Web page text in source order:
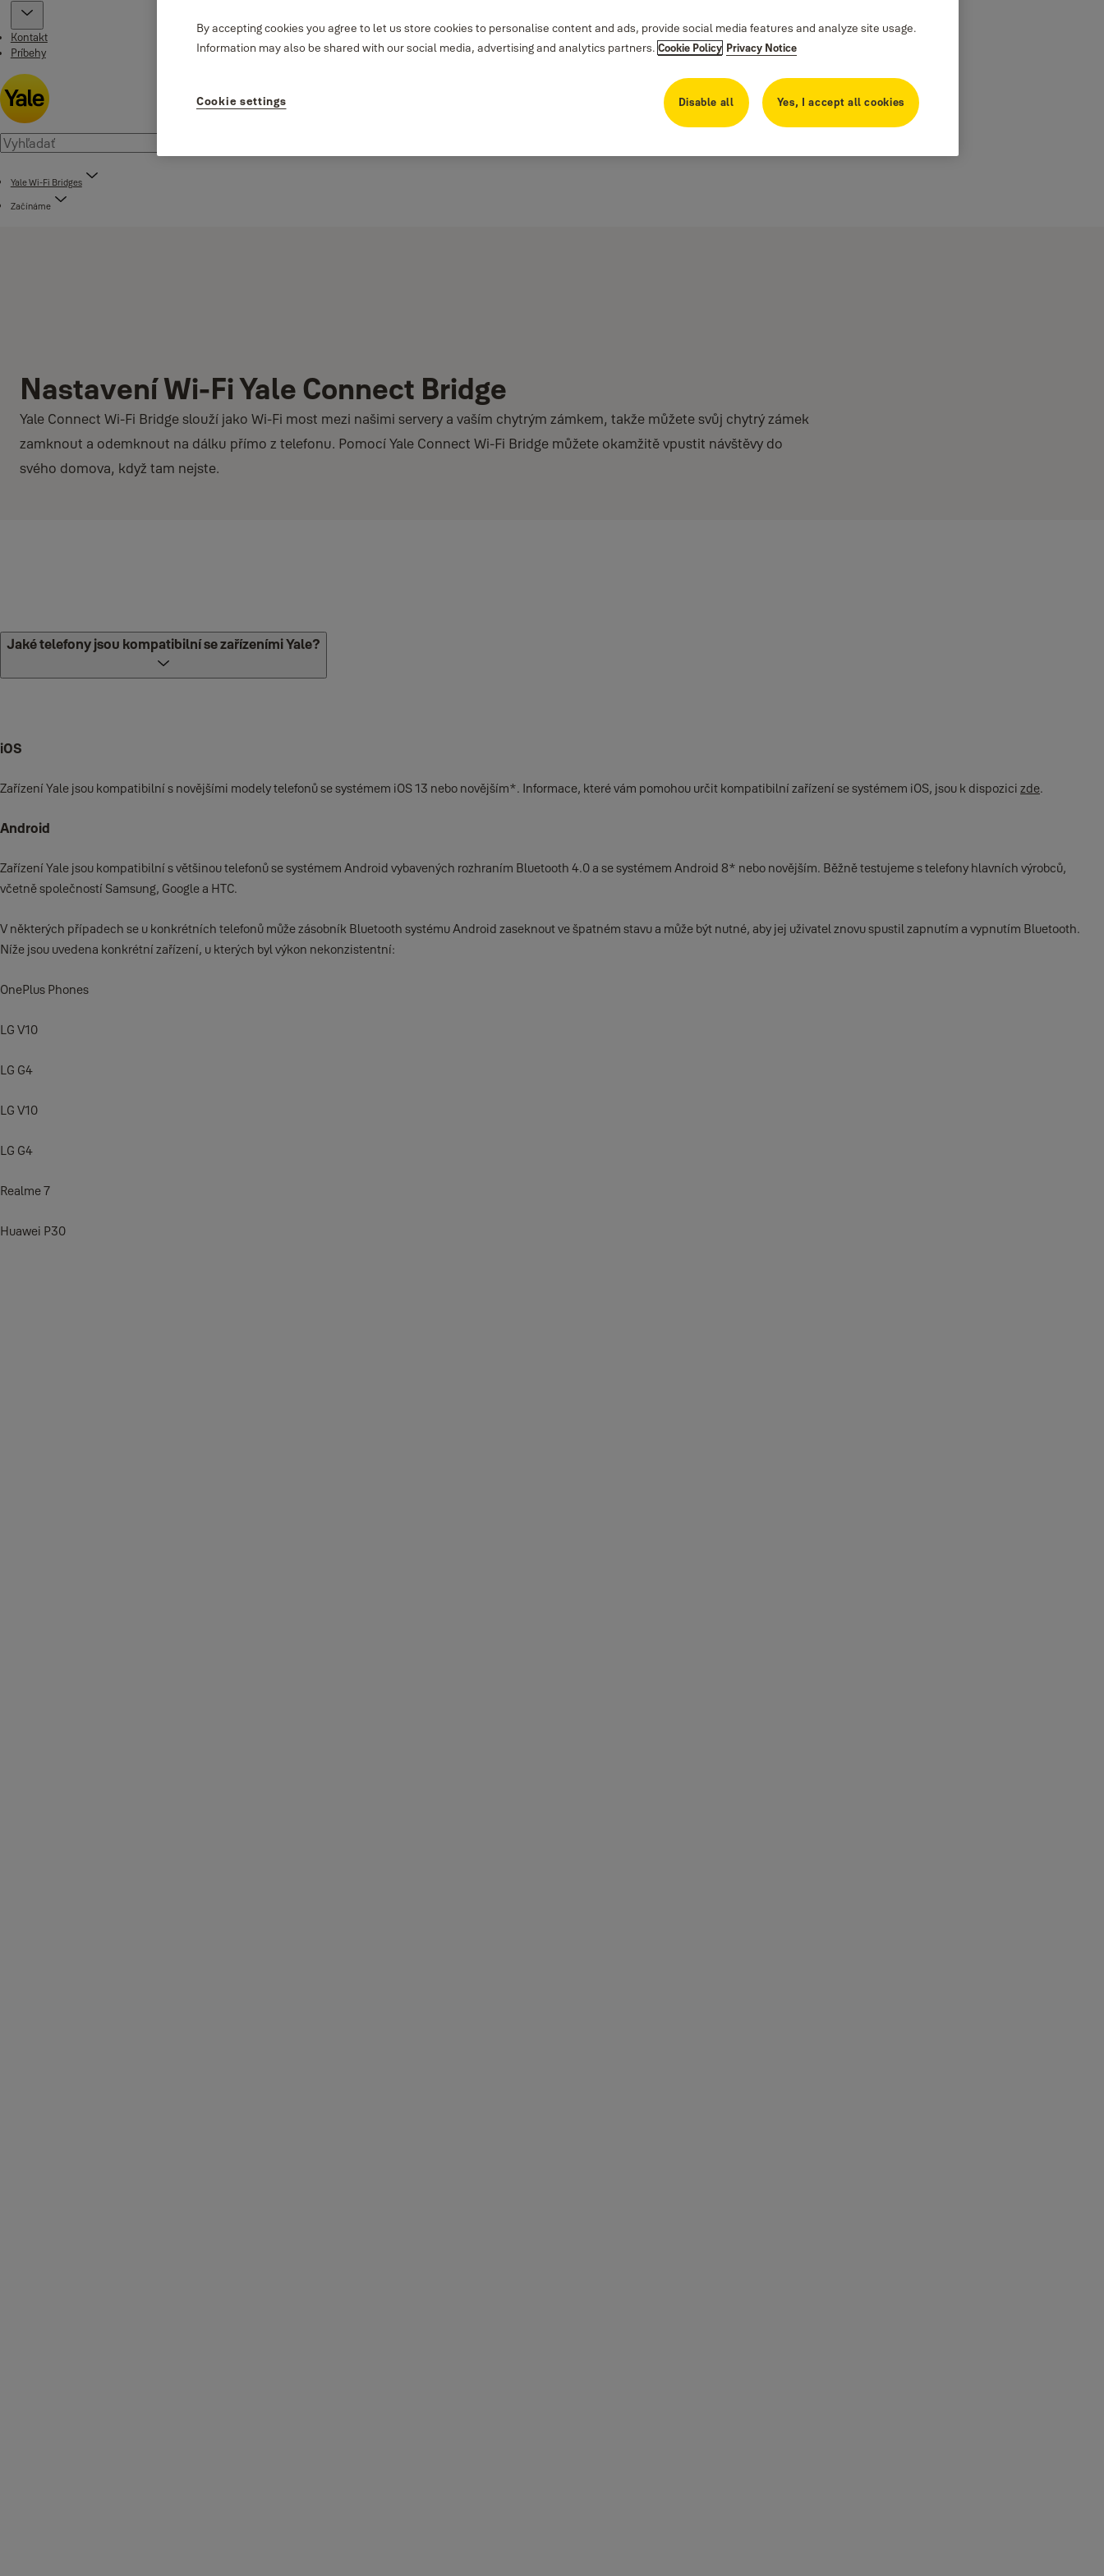
Kontakt
Príbehy
Yale Wi-Fi Bridges
Začínáme
Nastavení Wi-Fi Yale Connect Bridge
Yale Connect Wi-Fi Bridge slouží jako Wi-Fi most mezi našimi servery a vaším chytrým zámkem, takže můžete svůj chytrý zámek
zamknout a odemknout na dálku přímo z telefonu. Pomocí Yale Connect Wi-Fi Bridge můžete okamžitě vpustit návštěvy do
svého domova, když tam nejste.
Ujistěte se, že je v zařízení zapnutá Wi-Fi (Nastavení > Wi-Fi).
Ujistěte se, že je telefon připojen k domácí síti Wi-Fi (Yale Connect Wi-Fi Bridge je kompatibilní s 2,4 gHZ Wi-Fi).
Yale Connect Wi-Fi Bridge vyžaduje aktivní zámek Yale Smart Lock a musí být nainstalován pomocí kompatibilního telefonu.
Jaké telefony jsou kompatibilní se zařízeními Yale?
iOS
Zařízení Yale jsou kompatibilní s novějšími modely telefonů se systémem iOS 13 nebo novějším*. Informace, které vám pomohou určit kompatibilní zařízení se systémem iOS, jsou k dispozici zde.
Android
Zařízení Yale jsou kompatibilní s většinou telefonů se systémem Android vybavených rozhraním Bluetooth 4.0 a se systémem Android 8* nebo novějším. Běžně testujeme s telefony hlavních výrobců,
včetně společností Samsung, Google a HTC.
V některých případech se u konkrétních telefonů může zásobník Bluetooth systému Android zaseknout ve špatném stavu a může být nutné, aby jej uživatel znovu spustil zapnutím a vypnutím Bluetooth.
Níže jsou uvedena konkrétní zařízení, u kterých byl výkon nekonzistentní:
OnePlus Phones
LG V10
LG G4
LG V10
LG G4
Realme 7
Huawei P30
By accepting cookies you agree to let us store cookies to personalise content and ads, provide social media features and analyze site usage.
Information may also be shared with our social media, advertising and analytics partners. Cookie Policy Privacy Notice
Disable all Yes, I accept all cookies
Cookie settings